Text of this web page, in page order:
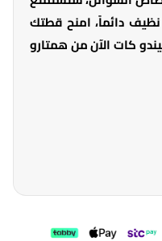
دائماً، امنح قطتك
كات الآن من همتارو